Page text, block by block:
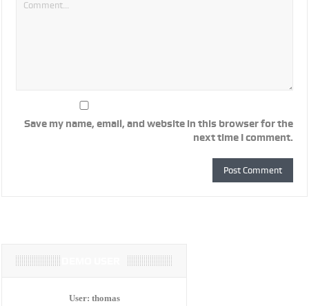
Save my name, email, and website in this browser for the
next time I comment.
User: thomas